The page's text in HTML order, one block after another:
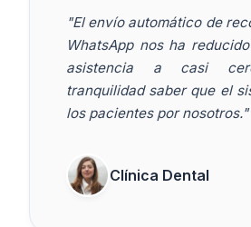
"El envío automático de
WhatsApp nos ha
asistencia a casi
tranquilidad saber que el
los pacientes por nosotros."
Clínica Dental